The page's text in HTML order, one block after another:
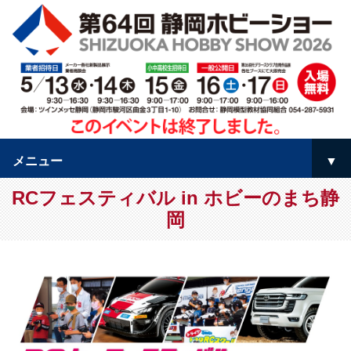
メニュー ▼
トップページ
▼
RCフェスティバル in ホビーのまち静
岡